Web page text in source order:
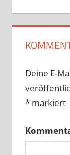
Deine E-
*markiert